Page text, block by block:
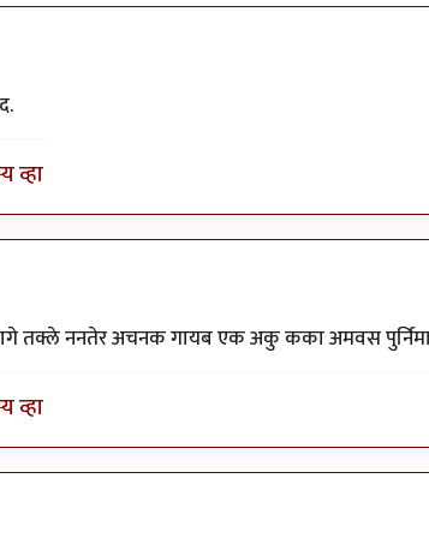
व्हा
तक्ले ननतेर अचनक गायब एक अकु कका अमवस
व्हा